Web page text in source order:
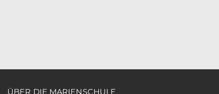
ÜBER DIE MARIENSCHULE